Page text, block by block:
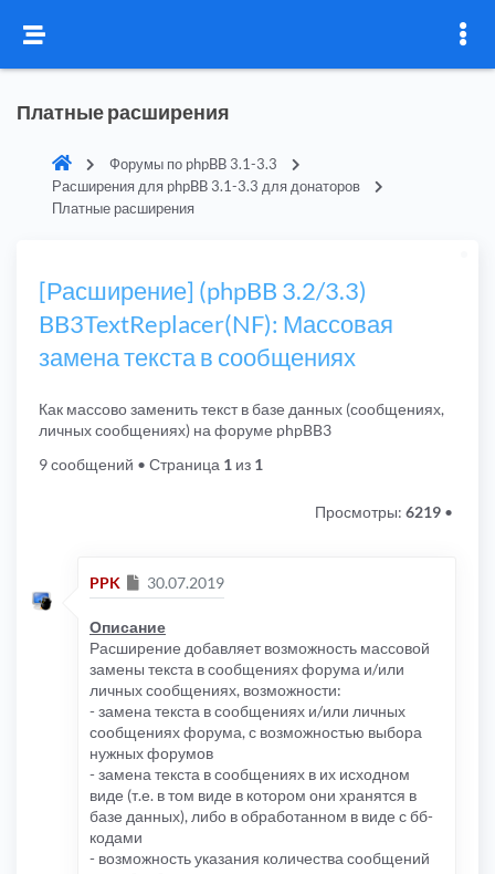
Платные расширения
Форумы по phpBB 3.1-3.3
Расширения для phpBB 3.1-3.3 для донаторов
Платные расширения
[Расширение] (phpBB 3.2/3.3)
BB3TextReplacer(NF): Массовая
замена текста в сообщениях
Как массово заменить текст в базе данных (сообщениях,
личных сообщениях) на форуме phpBB3
9 сообщений • Страница 1 из 1
Просмотры: 6219 •
PPK Сообщение
30.07.2019
Описание
Расширение добавляет возможность массовой
замены текста в сообщениях форума и/или
личных сообщениях, возможности:
- замена текста в сообщениях и/или личных
сообщениях форума, с возможностью выбора
нужных форумов
- замена текста в сообщениях в их исходном
виде (т.е. в том виде в котором они хранятся в
базе данных), либо в обработанном в виде с бб-
кодами
- возможность указания количества сообщений